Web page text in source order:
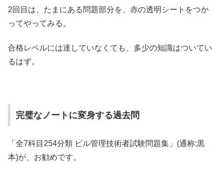
2回目は、たまにある問題部分を、赤の透明シートをつか
ってやってみる。
合格レベルには達していなくても、多少の知識はついてい
るはず。
完璧なノートに変身する過去問
「全7科目254分類 ビル管理技術者試験問題集」(通称:黒
本)が、お勧めです。